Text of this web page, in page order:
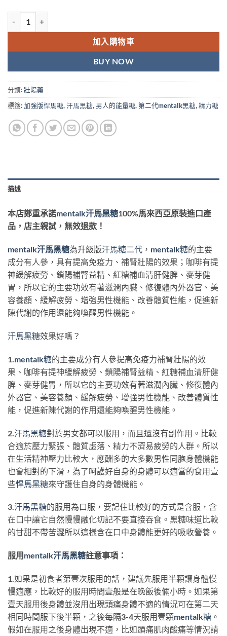
加入購物車
BUY NOW
分類:壯陽藥
標籤:加強版悍馬糖,汗馬黑糖, 男人的能量糖,第二代mentalk黑糖,精力糖
描述
本店鄭重承諾mentalk汗馬黑糖100%馬來西亞原裝進口產
品，店主親試，無效退款！
mentalk汗馬黑糖為升級版汗馬糖二代 ， mentalk糖的主要
成分有人參，具有提高免疫力、補腎壯陽的效果；咖啡有提
神緩解疲勞、鎖陽補腎益精、紅糖補血清肝健脾、麥芽健
胃，所以它的主要功效有著滋潤內臟、修復體內外器官、美
容養顏、緩解疲勞、增強男性機能、改善體質性能，促進新
陳代謝的作用還能夠喚醒男性機能。
汗馬黑糖效果好嗎？
1. mentalk糖的主要成分有人參提高免疫力補腎壯陽的效
果、咖啡有提神緩解疲勞、鎖陽補腎益精、紅糖補血清肝健
脾、麥芽健胃，所以它的主要功效有著滋潤內臟、修復體內
外器官、美容養顏、緩解疲勞、增強男性機能、改善體質性
能，促進新陳代謝的作用還能夠喚醒男性機能。
2. 汗馬黑糖對於男女都可以服用，而且還沒有副作用。比較
合適於壓力緊張、體質虛落、精力不濟易疲勞的人群。所以
在生活精神壓力比較大，應酬多的大多數男性同胞身體機能
也會相對的下滑，為了呵護好自身的身體可以適當的食用壹
些悍馬黑糖來守護住自身的身體機能。
3.汗馬黑糖的服用為口服，要記住比較好的方式是含服，含
在口中讓它自然慢慢融化切記不要直接吞食。黑糖味道比較
的甘甜不帶苦澀所以這樣含在口中身體能更好的吸收營養。
服用 mentalk汗馬黑糖註意事項：
1.如果是初食者第壹次服用的話，建議先服用半顆讓身體慢
慢適應，比較好的服用時間壹般是在晚飯後倆小時。如果第
壹天服用後身體並沒用出現頭痛身體不適的情況可在第二天
相同時間服下後半顆，之後每隔3-4天服用壹顆mentalk糖 。
假如在服用之後身體出現不適，比如頭痛肌肉酸痛等情況請